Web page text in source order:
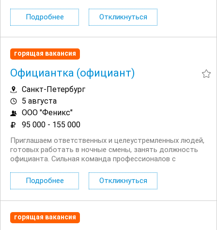
2/2 с 19:00 до 07:00 (можно подкорректировать). Опыт
работы не важен, предусмотрено...
Подробнее Откликнуться
горящая вакансия
Официантка (официант)
Санкт-Петербург
5 августа
ООО "Феникс"
95 000 - 155 000
Приглашаем ответственных и целеустремленных людей,
готовых работать в ночные смены, занять должность
официанта. Сильная команда профессионалов с
в центре города, 2 минуты пешком от м. Невский
проспект. Ночные смены с 19:00 до 07:00 — график...
Подробнее Откликнуться
горящая вакансия